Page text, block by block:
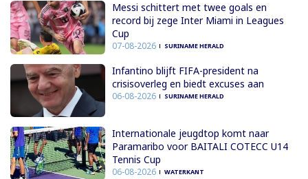
Messi schittert met twee goals en
record bij zege Inter Miami in Leagues
Cup
07-08-2026 SURINAME HERALD
Infantino blijft FIFA-president na
crisisoverleg en biedt excuses aan
06-08-2026 SURINAME HERALD
Internationale jeugdtop komt naar
Paramaribo voor BAITALI COTECC U14
Tennis Cup
06-08-2026 WATERKANT